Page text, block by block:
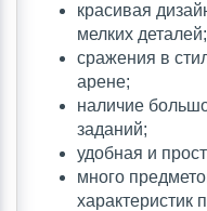
красивая
мелких деталей;
сражения в
арене;
наличие
заданий;
удобная и
много
характеристик